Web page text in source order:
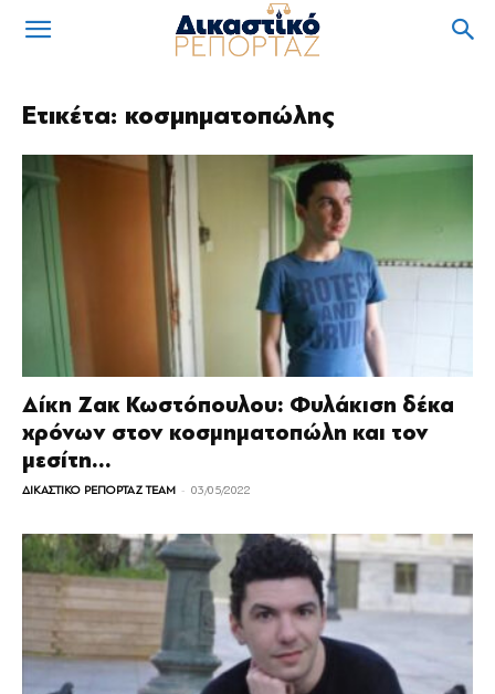
Ετικέτα: κοσμηματοπώλης
Δίκη Ζακ Κωστόπουλου: Φυλάκιση δέκα
χρόνων στον κοσμηματοπώλη και τον
μεσίτη...
ΔΙΚΑΣΤΙΚΟ ΡΕΠΟΡΤΑΖ TEAM - 03/05/2022